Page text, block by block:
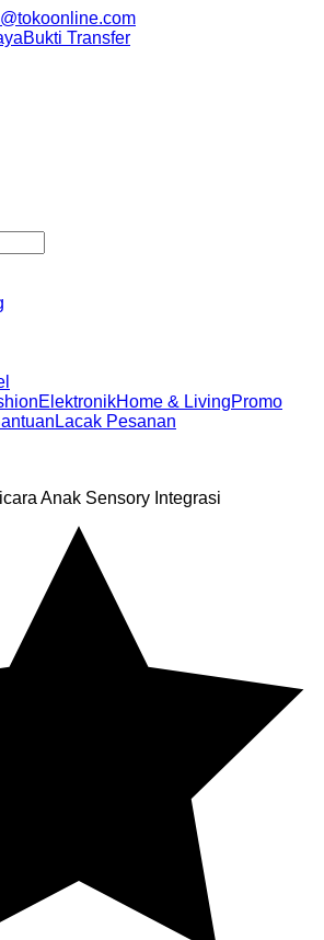
Bukti Transfer
ElektronikHome & LivingPromo
Lacak Pesanan
Anak Sensory Integrasi